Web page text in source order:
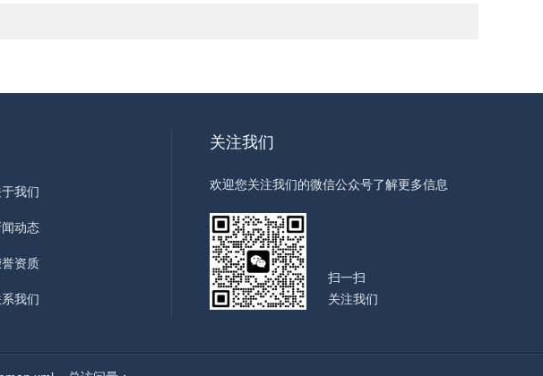
我们
闻动态
资质
我们
关注我们
欢迎您关注我们的微信公众号了解更多信息
扫一扫
关注我们